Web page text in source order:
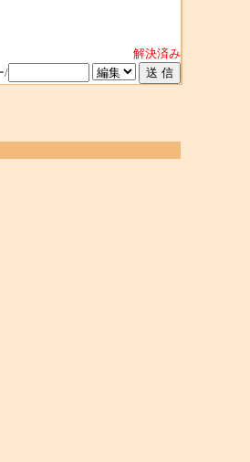
解決済み
/